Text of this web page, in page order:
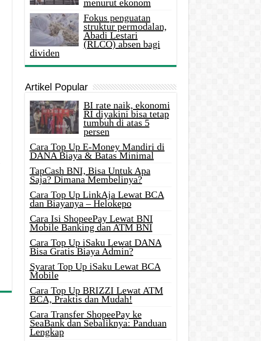
menurut ekonom
Fokus penguatan
struktur permodalan,
Abadi Lestari
(RLCO) absen bagi
dividen
Artikel Popular
BI rate naik, ekonomi
RI diyakini bisa tetap
tumbuh di atas 5
persen
Cara Top Up E-Money Mandiri di
DANA Biaya & Batas Minimal
TapCash BNI, Bisa Untuk Apa
Saja? Dimana Membelinya?
Cara Top Up LinkAja Lewat BCA
dan Biayanya – Helokepo
Cara Isi ShopeePay Lewat BNI
Mobile Banking dan ATM BNI
Cara Top Up iSaku Lewat DANA
Bisa Gratis Biaya Admin?
Syarat Top Up iSaku Lewat BCA
Mobile
Cara Top Up BRIZZI Lewat ATM
BCA, Praktis dan Mudah!
Cara Transfer ShopeePay ke
SeaBank dan Sebaliknya: Panduan
Lengkap